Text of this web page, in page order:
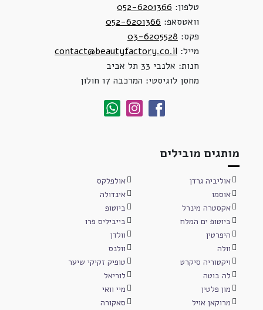
טלפון: 052-6201366
וואטסאפ: 052-6201366
פקס: 03-6205528
מייל: contact@beautyfactory.co.il
חנות: אלנבי 33 תל אביב
מחסן לוגיסטי: המרכבה 17 חולון
מותגים מובילים
אוליביה גרדן
אולפלקס
אוסמו
אינדולה
אקסטרה מינרל
ביוטופ
ביוטופ ים המלח
בייביליס פרו
היפרטין
וולדן
וולה
וולנס
ויקטוריה סיקרט
טופיק זקיקי שיער
לה בוטה
לוריאל
מון פלטין
מיי וואי
מרוקאן אויל
סאקורה